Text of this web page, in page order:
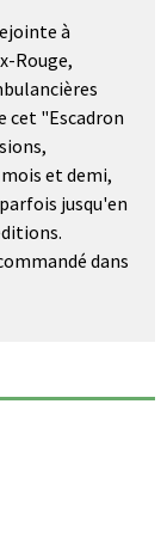
à
Rouge,
cet "Escadron
et demi,
jusqu'en
dans